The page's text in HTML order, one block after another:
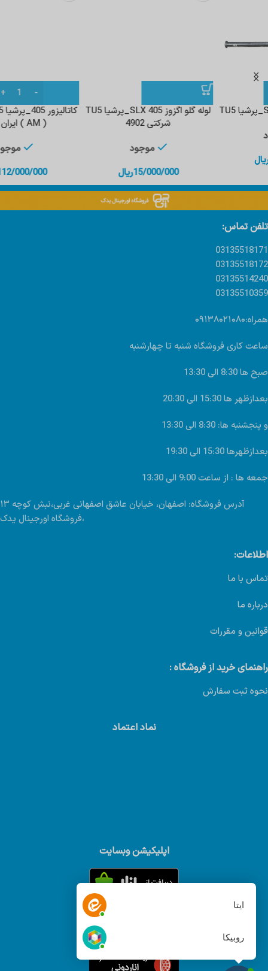
لوله گلو اگزوز 405 SLX_پرشیا TU5
ریال
کاتالیزور 405_پرشیا TU5 قبل از 94
ریال
تلفن تماس:
03135518171
03135518172
03135514240
03135510359
همراه:۰۹۱۳۸۰۲۱۰۸۰
ساعت کاری فروشگاه شنبه تا چهارشنبه
صبح ها 8:30 الی 13:30
بعدازظهر ها 15:30 الی 20:30
و پنجشنبه ها: 8:30 الی 13:30
بعدازظهرها 15:30 الی 19:30
جمعه ها : از ساعت 9:00 الی 13:30
آدرس فروشگاه: اصفهان، خیابان عاشق اصفهانی غربی،نبش کوچه ۱۳
،فروشگاه اورجینال یدک
اطلاعات:
تماس با ما
درباره ما
قوانین و مقررات
راهنمای خرید از فروشگاه :
نحوه ثبت سفارش
نماد اعتماد
اپلیکیشن وبسایت
ایتا
روبیکا